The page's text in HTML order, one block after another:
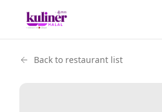
Back to restaurant list